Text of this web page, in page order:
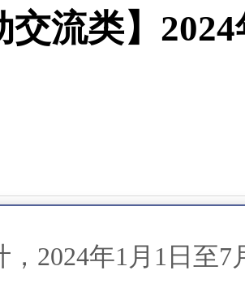
交流类】
2024年1 月 1 日至7